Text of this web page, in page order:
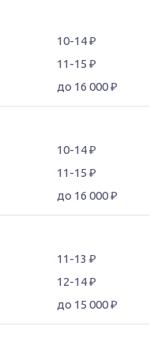
10-14 ₽
11-15 ₽
до 16 000 ₽
10-14 ₽
11-15 ₽
до 16 000 ₽
11-13 ₽
12-14 ₽
до 15 000 ₽